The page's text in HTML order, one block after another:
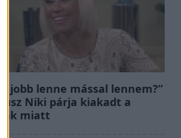
jobb lenne mással lennem?”
Niki párja kiakadt a
miatt